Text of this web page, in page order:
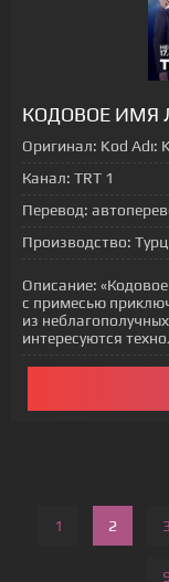
КОДОВОЕ ИМЯ
Оригинал: Kod Adı:
Канал: TRT 1
Перевод:
Производство:
Описание:
с примесью
из
интересуются
1 2 3
9